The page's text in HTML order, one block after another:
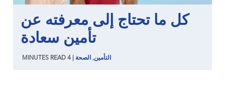
كل ما تحتاج إلى معرفته عن
تأمين سعادة
التأمين, الصحة 4
MINUTES READ